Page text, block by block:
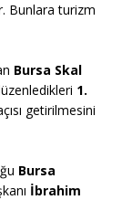
Bunlara turizm
Bursa Skal
1.
getirilmesini
Bursa
İbrahim